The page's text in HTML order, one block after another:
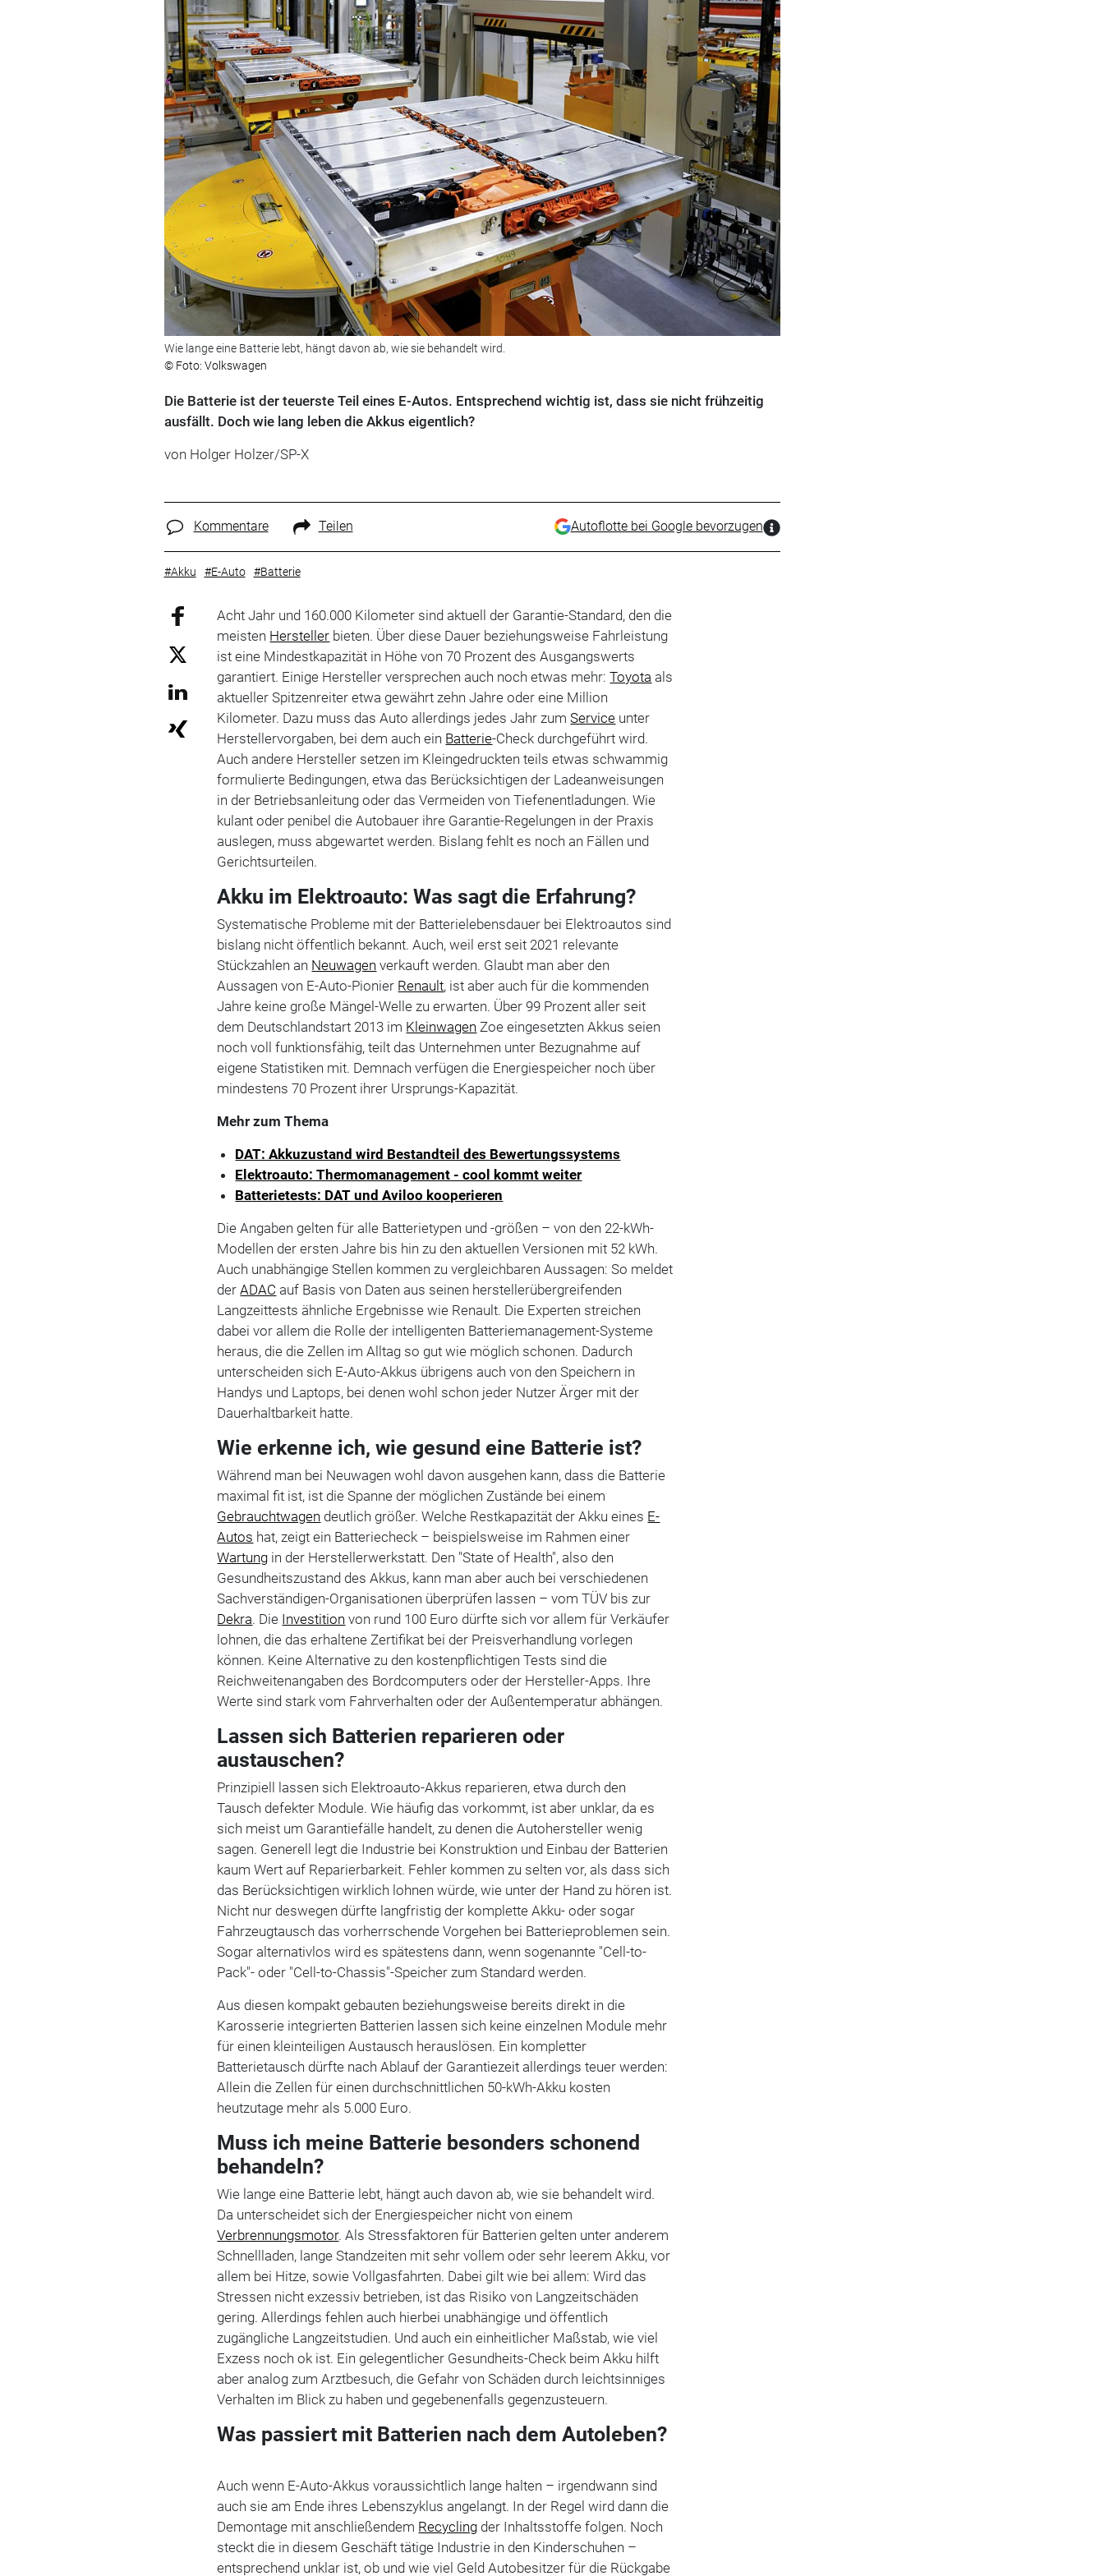
Wie lange eine Batterie lebt, hängt davon ab, wie sie behandelt wird.
© Foto: Volkswagen
Die Batterie ist der teuerste Teil eines E-Autos. Entsprechend wichtig ist, dass sie nicht frühzeitig
ausfällt. Doch wie lang leben die Akkus eigentlich?
von Holger Holzer/SP-X
Kommentare Teilen Autoflotte bei Google bevorzugen
#Akku #E-Auto #Batterie
Acht Jahr und 160.000 Kilometer sind aktuell der Garantie-Standard, den die
meisten Hersteller bieten. Über diese Dauer beziehungsweise Fahrleistung
ist eine Mindestkapazität in Höhe von 70 Prozent des Ausgangswerts
garantiert. Einige Hersteller versprechen auch noch etwas mehr:Toyota als
aktueller Spitzenreiter etwa gewährt zehn Jahre oder eine Million
Kilometer. Dazu muss das Auto allerdings jedes Jahr zumService unter
Herstellervorgaben, bei dem auch ein Batterie-Check durchgeführt wird.
Auch andere Hersteller setzen im Kleingedruckten teils etwas schwammig
formulierte Bedingungen, etwa das Berücksichtigen der Ladeanweisungen
in der Betriebsanleitung oder das Vermeiden von Tiefenentladungen. Wie
kulant oder penibel die Autobauer ihre Garantie-Regelungen in der Praxis
auslegen, muss abgewartet werden. Bislang fehlt es noch an Fällen und
Gerichtsurteilen.
Akku im Elektroauto: Was sagt die Erfahrung?
Systematische Probleme mit der Batterielebensdauer bei Elektroautos sind
bislang nicht öffentlich bekannt. Auch, weil erst seit 2021 relevante
Stückzahlen an Neuwagen verkauft werden. Glaubt man aber den
Aussagen von E-Auto-Pionier Renault, ist aber auch für die kommenden
Jahre keine große Mängel-Welle zu erwarten. Über 99 Prozent aller seit
dem Deutschlandstart 2013 im Kleinwagen Zoe eingesetzten Akkus seien
noch voll funktionsfähig, teilt das Unternehmen unter Bezugnahme auf
eigene Statistiken mit. Demnach verfügen die Energiespeicher noch über
mindestens 70 Prozent ihrer Ursprungs-Kapazität.
Mehr zum Thema
DAT: Akkuzustand wird Bestandteil des Bewertungssystems
Elektroauto: Thermomanagement - cool kommt weiter
Batterietests: DAT und Aviloo kooperieren
Die Angaben gelten für alle Batterietypen und -größen – von den 22-kWh-
Modellen der ersten Jahre bis hin zu den aktuellen Versionen mit 52 kWh.
Auch unabhängige Stellen kommen zu vergleichbaren Aussagen: So meldet
derADAC auf Basis von Daten aus seinen herstellerübergreifenden
Langzeittests ähnliche Ergebnisse wie Renault. Die Experten streichen
dabei vor allem die Rolle der intelligenten Batteriemanagement-Systeme
heraus, die die Zellen im Alltag so gut wie möglich schonen. Dadurch
unterscheiden sich E-Auto-Akkus übrigens auch von den Speichern in
Handys und Laptops, bei denen wohl schon jeder Nutzer Ärger mit der
Dauerhaltbarkeit hatte.
Wie erkenne ich, wie gesund eine Batterie ist?
Während man bei Neuwagen wohl davon ausgehen kann, dass die Batterie
maximal fit ist, ist die Spanne der möglichen Zustände bei einem
Gebrauchtwagen deutlich größer. Welche Restkapazität der Akku eines E-
Autos hat, zeigt ein Batteriecheck – beispielsweise im Rahmen einer
Wartung in der Herstellerwerkstatt. Den "State of Health", also den
Gesundheitszustand des Akkus, kann man aber auch bei verschiedenen
Sachverständigen-Organisationen überprüfen lassen – vom TÜV bis zur
Dekra. Die Investition von rund 100 Euro dürfte sich vor allem für Verkäufer
lohnen, die das erhaltene Zertifikat bei der Preisverhandlung vorlegen
können. Keine Alternative zu den kostenpflichtigen Tests sind die
Reichweitenangaben des Bordcomputers oder der Hersteller-Apps. Ihre
Werte sind stark vom Fahrverhalten oder der Außentemperatur abhängen.
Lassen sich Batterien reparieren oder
austauschen?
Prinzipiell lassen sich Elektroauto-Akkus reparieren, etwa durch den
Tausch defekter Module. Wie häufig das vorkommt, ist aber unklar, da es
sich meist um Garantiefälle handelt, zu denen die Autohersteller wenig
sagen. Generell legt die Industrie bei Konstruktion und Einbau der Batterien
kaum Wert auf Reparierbarkeit. Fehler kommen zu selten vor, als dass sich
das Berücksichtigen wirklich lohnen würde, wie unter der Hand zu hören ist.
Nicht nur deswegen dürfte langfristig der komplette Akku- oder sogar
Fahrzeugtausch das vorherrschende Vorgehen bei Batterieproblemen sein.
Sogar alternativlos wird es spätestens dann, wenn sogenannte "Cell-to-
Pack"- oder "Cell-to-Chassis"-Speicher zum Standard werden.
Aus diesen kompakt gebauten beziehungsweise bereits direkt in die
Karosserie integrierten Batterien lassen sich keine einzelnen Module mehr
für einen kleinteiligen Austausch herauslösen. Ein kompletter
Batterietausch dürfte nach Ablauf der Garantiezeit allerdings teuer werden:
Allein die Zellen für einen durchschnittlichen 50-kWh-Akku kosten
heutzutage mehr als 5.000 Euro.
Muss ich meine Batterie besonders schonend
behandeln?
Wie lange eine Batterie lebt, hängt auch davon ab, wie sie behandelt wird.
Da unterscheidet sich der Energiespeicher nicht von einem
Verbrennungsmotor. Als Stressfaktoren für Batterien gelten unter anderem
Schnellladen, lange Standzeiten mit sehr vollem oder sehr leerem Akku, vor
allem bei Hitze, sowie Vollgasfahrten. Dabei gilt wie bei allem: Wird das
Stressen nicht exzessiv betrieben, ist das Risiko von Langzeitschäden
gering. Allerdings fehlen auch hierbei unabhängige und öffentlich
zugängliche Langzeitstudien. Und auch ein einheitlicher Maßstab, wie viel
Exzess noch ok ist. Ein gelegentlicher Gesundheits-Check beim Akku hilft
aber analog zum Arztbesuch, die Gefahr von Schäden durch leichtsinniges
Verhalten im Blick zu haben und gegebenenfalls gegenzusteuern.
Was passiert mit Batterien nach dem Autoleben?
Auch wenn E-Auto-Akkus voraussichtlich lange halten – irgendwann sind
auch sie am Ende ihres Lebenszyklus angelangt. In der Regel wird dann die
Demontage mit anschließendem Recycling der Inhaltsstoffe folgen. Noch
steckt die in diesem Geschäft tätige Industrie in den Kinderschuhen –
entsprechend unklar ist, ob und wie viel Geld Autobesitzer für die Rückgabe